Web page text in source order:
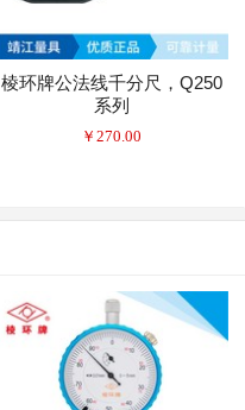
棱环牌公法线千分尺，Q250
系列
￥ 270.00